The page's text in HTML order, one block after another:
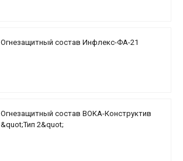
Огнезащитный состав Инфлекс-ФА-21
Огнезащитный состав BOKA-Конструктив
&quot;Тип 2&quot;